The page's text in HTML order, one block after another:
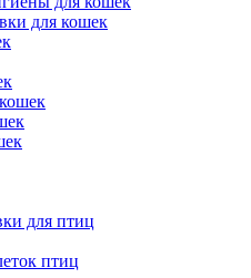
для кошек
для птиц
птиц